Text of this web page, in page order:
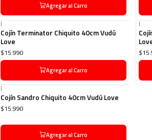
Agregar al Carro
|
Cojín Terminator Chiquito 40cm Vudú
Love
$15.990
Agregar al Carro
|
|
Cojín Sandro Chiquito 40cm Vudú Love
$15.990
Agregar al Carro